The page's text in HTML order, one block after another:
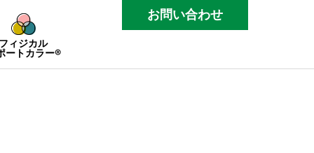
お問い合わせ
ィジカル
ートカラー®